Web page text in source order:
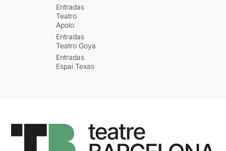
Entradas
Teatro
Apolo
Entradas
Teatro Goya
Entradas
Espai Texas